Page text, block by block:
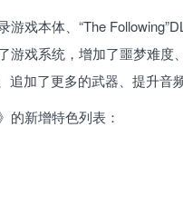
游戏本体、“The
游戏系统，增加了噩梦难
追加了更多的武器、提升
的新增特色列表：